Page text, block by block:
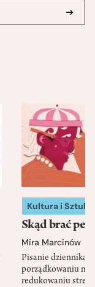
Kultura i Sztuka
Skąd brać
Mira Marcinów
Pisanie dziennika
porządkowaniu
redukowaniu